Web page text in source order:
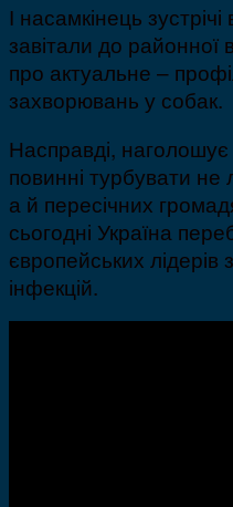
І насамкінець зустрічі
завітали до районної
про актуальне –
захворювань у собак.
Насправді, наголошує
повинні турбувати не
а й пересічних
сьогодні Україна
європейських
інфекцій.